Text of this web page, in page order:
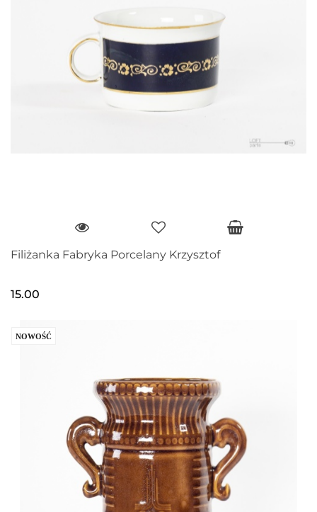
Filiżanka Fabryka Porcelany Krzysztof
15.00
NOWOŚĆ